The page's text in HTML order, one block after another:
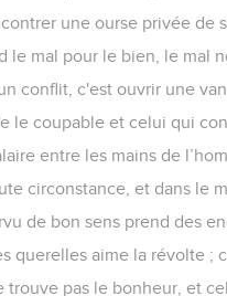
une ourse privée
le mal pour le bien, le mal
conflit, c'est ouvrir une
le coupable et celui qui
entre les mains de
circonstance, et dans le
de bon sens prend des
querelles aime la révolte ;
pas le bonheur, et